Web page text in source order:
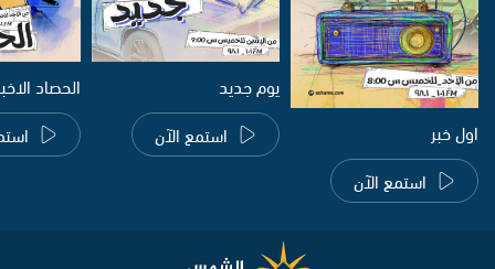
اول خبر
استمع الآن
يوم جديد
استمع الآن
الحصاد